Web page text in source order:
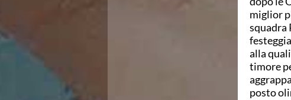
miglior
squadra
alla
timore
posto